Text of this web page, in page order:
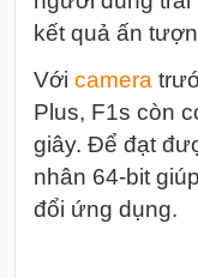
kết quả ấn
Với camera
Plus, F1s còn
giây. Để đạt
nhân 64-bit
đổi ứng dụng.